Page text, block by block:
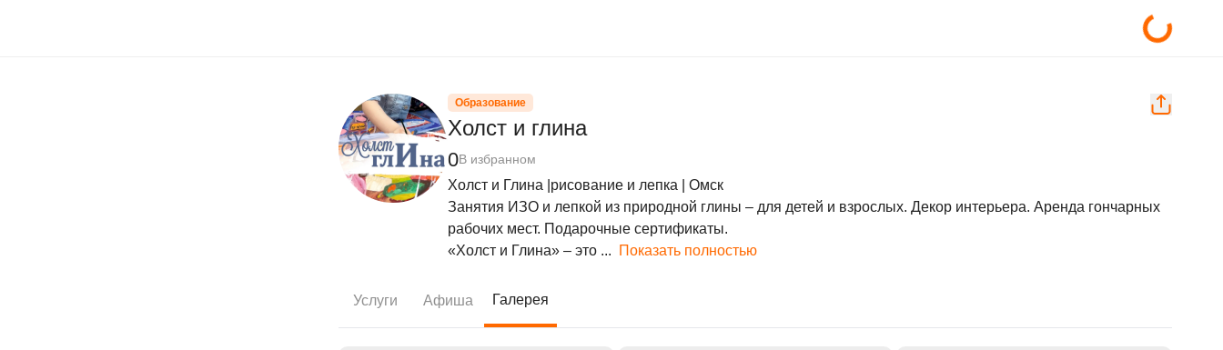
Образование
Холст и глина
0В избранном
Холст и Глина |рисование и лепка | Омск
Занятия ИЗО и лепкой из природной глины – для детей и взрослых. Декор интерьера. Аренда гончарных
рабочих мест. Подарочные сертификаты.
«Холст и Глина» – это ... Показать полностью
Услуги Афиша Галерея